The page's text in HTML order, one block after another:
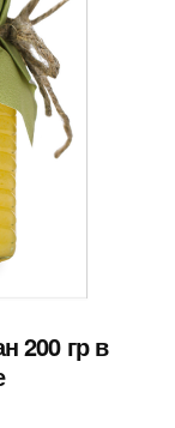
200 гр в